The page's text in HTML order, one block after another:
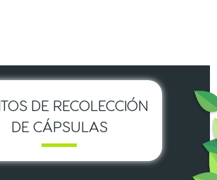
DE RECOLECCIÓN
DE CÁPSULAS